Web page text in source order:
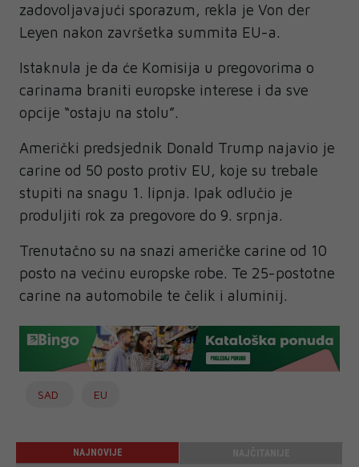
zadovoljavajući sporazum, rekla je Von der
Leyen nakon završetka summita EU-a.
Istaknula je da će Komisija u pregovorima o
carinama braniti europske interese i da sve
opcije “ostaju na stolu”.
Američki predsjednik Donald Trump najavio je
carine od 50 posto protiv EU, koje su trebale
stupiti na snagu 1. lipnja. Ipak odlučio je
produljiti rok za pregovore do 9. srpnja.
Trenutačno su na snazi američke carine od 10
posto na većinu europske robe. Te 25-postotne
carine na automobile te čelik i aluminij.
SAD EU
NAJNOVIJE